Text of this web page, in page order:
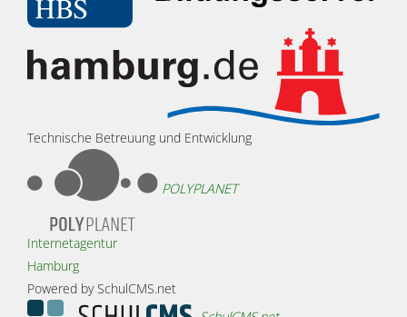
Technische Betreuung und Entwicklung
POLYPLANET
Internetagentur
Hamburg
Powered by SchulCMS.net